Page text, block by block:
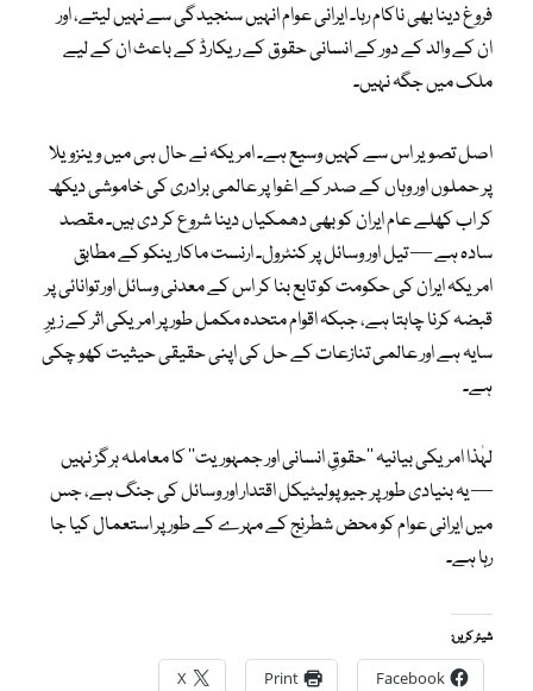
فروغ دینا بھی ناکام رہا۔ ایرانی عوام انہیں سنجیدگی سے نہیں لیتے، اور
ان کے والد کے دور کے انسانی حقوق کے ریکارڈ کے باعث ان کے لیے
ملک میں جگہ نہیں۔
اصل تصویر اس سے کہیں وسیع ہے۔ امریکہ نے حال ہی میں وینزویلا
پر حملوں اور وہاں کے صدر کے اغوا پر عالمی برادری کی خاموشی دیکھ
کر اب کھلے عام ایران کو بھی دھمکیاں دینا شروع کر دی ہیں۔ مقصد
سادہ ہے — تیل اور وسائل پر کنٹرول۔ ارنست ماکارینکو کے مطابق
امریکہ ایران کی حکومت کو تابع بنا کر اس کے معدنی وسائل اور توانائی پر
قبضہ کرنا چاہتا ہے، جبکہ اقوام متحدہ مکمل طور پر امریکی اثر کے زیرِ
سایہ ہے اور عالمی تنازعات کے حل کی اپنی حقیقی حیثیت کھو چکی
ہے۔
لہٰذا امریکی بیانیہ ’’حقوقِ انسانی اور جمہوریت‘‘ کا معاملہ ہرگز نہیں
— یہ بنیادی طور پر جیوپولیٹیکل اقتدار اور وسائل کی جنگ ہے، جس
میں ایرانی عوام کو محض شطرنج کے مہرے کے طور پر استعمال کیا جا
رہا ہے۔
شیئر کریں:
Facebook
Print
X